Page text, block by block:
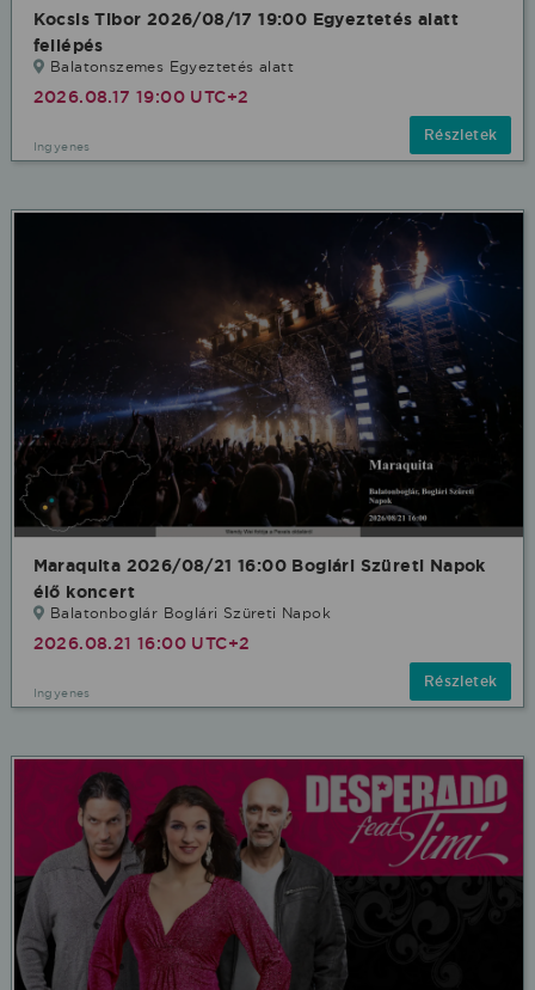
Kocsis Tibor 2026/08/17 19:00 Egyeztetés alatt
fellépés
Balatonszemes Egyeztetés alatt
2026.08.17 19:00 UTC+2
Ingyenes
Részletek
Maraquita 2026/08/21 16:00 Boglári Szüreti Napok
élő koncert
Balatonboglár Boglári Szüreti Napok
2026.08.21 16:00 UTC+2
Ingyenes
Részletek